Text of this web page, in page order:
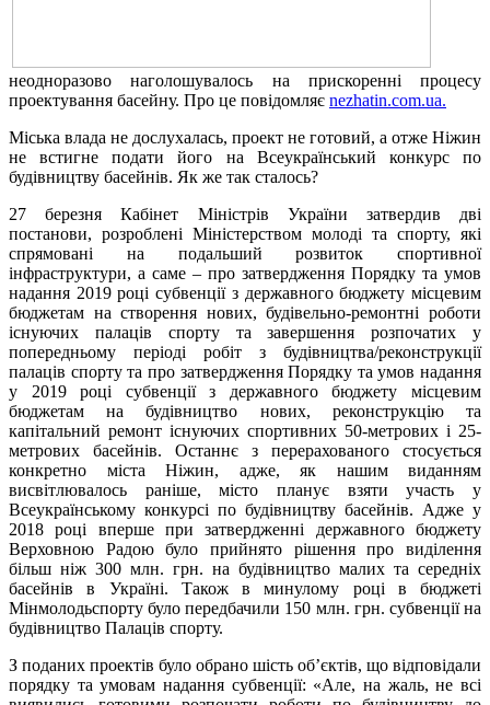
неодноразово наголошувалось на прискоренні процесу
проектування басейну. Про це повідомляє nezhatin.com.ua.
Міська влада не дослухалась, проект не готовий, а отже Ніжин
не встигне подати його на Всеукраїнський конкурс по
будівництву басейнів. Як же так сталось?
27 березня Кабінет Міністрів України затвердив дві
постанови, розроблені Міністерством молоді та спорту, які
спрямовані на подальший розвиток спортивної
інфраструктури, а саме – про затвердження Порядку та умов
надання 2019 році субвенції з державного бюджету місцевим
бюджетам на створення нових, будівельно-ремонтні роботи
існуючих палаців спорту та завершення розпочатих у
попередньому періоді робіт з будівництва/реконструкції
палаців спорту та про затвердження Порядку та умов надання
у 2019 році субвенції з державного бюджету місцевим
бюджетам на будівництво нових, реконструкцію та
капітальний ремонт існуючих спортивних 50-метрових і 25-
метрових басейнів. Останнє з перерахованого стосується
конкретно міста Ніжин, адже, як нашим виданням
висвітлювалось раніше, місто планує взяти участь у
Всеукраїнському конкурсі по будівництву басейнів. Адже у
2018 році вперше при затвердженні державного бюджету
Верховною Радою було прийнято рішення про виділення
більш ніж 300 млн. грн. на будівництво малих та середніх
басейнів в Україні. Також в минулому році в бюджеті
Мінмолодьспорту було передбачили 150 млн. грн. субвенції на
будівництво Палаців спорту.
З поданих проектів було обрано шість об’єктів, що відповідали
порядку та умовам надання субвенції: «Але, на жаль, не всі